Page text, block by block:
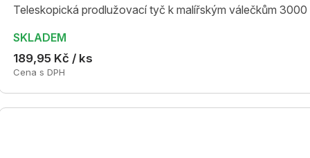
Teleskopická prodlužovací tyč k malířským válečkům 3000
SKLADEM
189,95 Kč / ks
Cena s DPH